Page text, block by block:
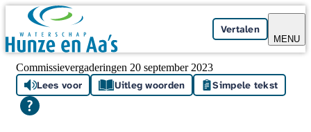
Skip navigation
Vertalen
MENU
Commissievergaderingen 20 september 2023
Lees voor Uitleg woorden Simpele tekst